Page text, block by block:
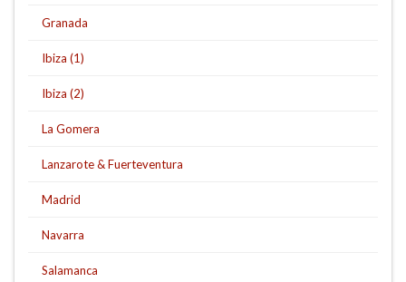
Granada
Ibiza (1)
Ibiza (2)
La Gomera
Lanzarote & Fuerteventura
Madrid
Navarra
Salamanca